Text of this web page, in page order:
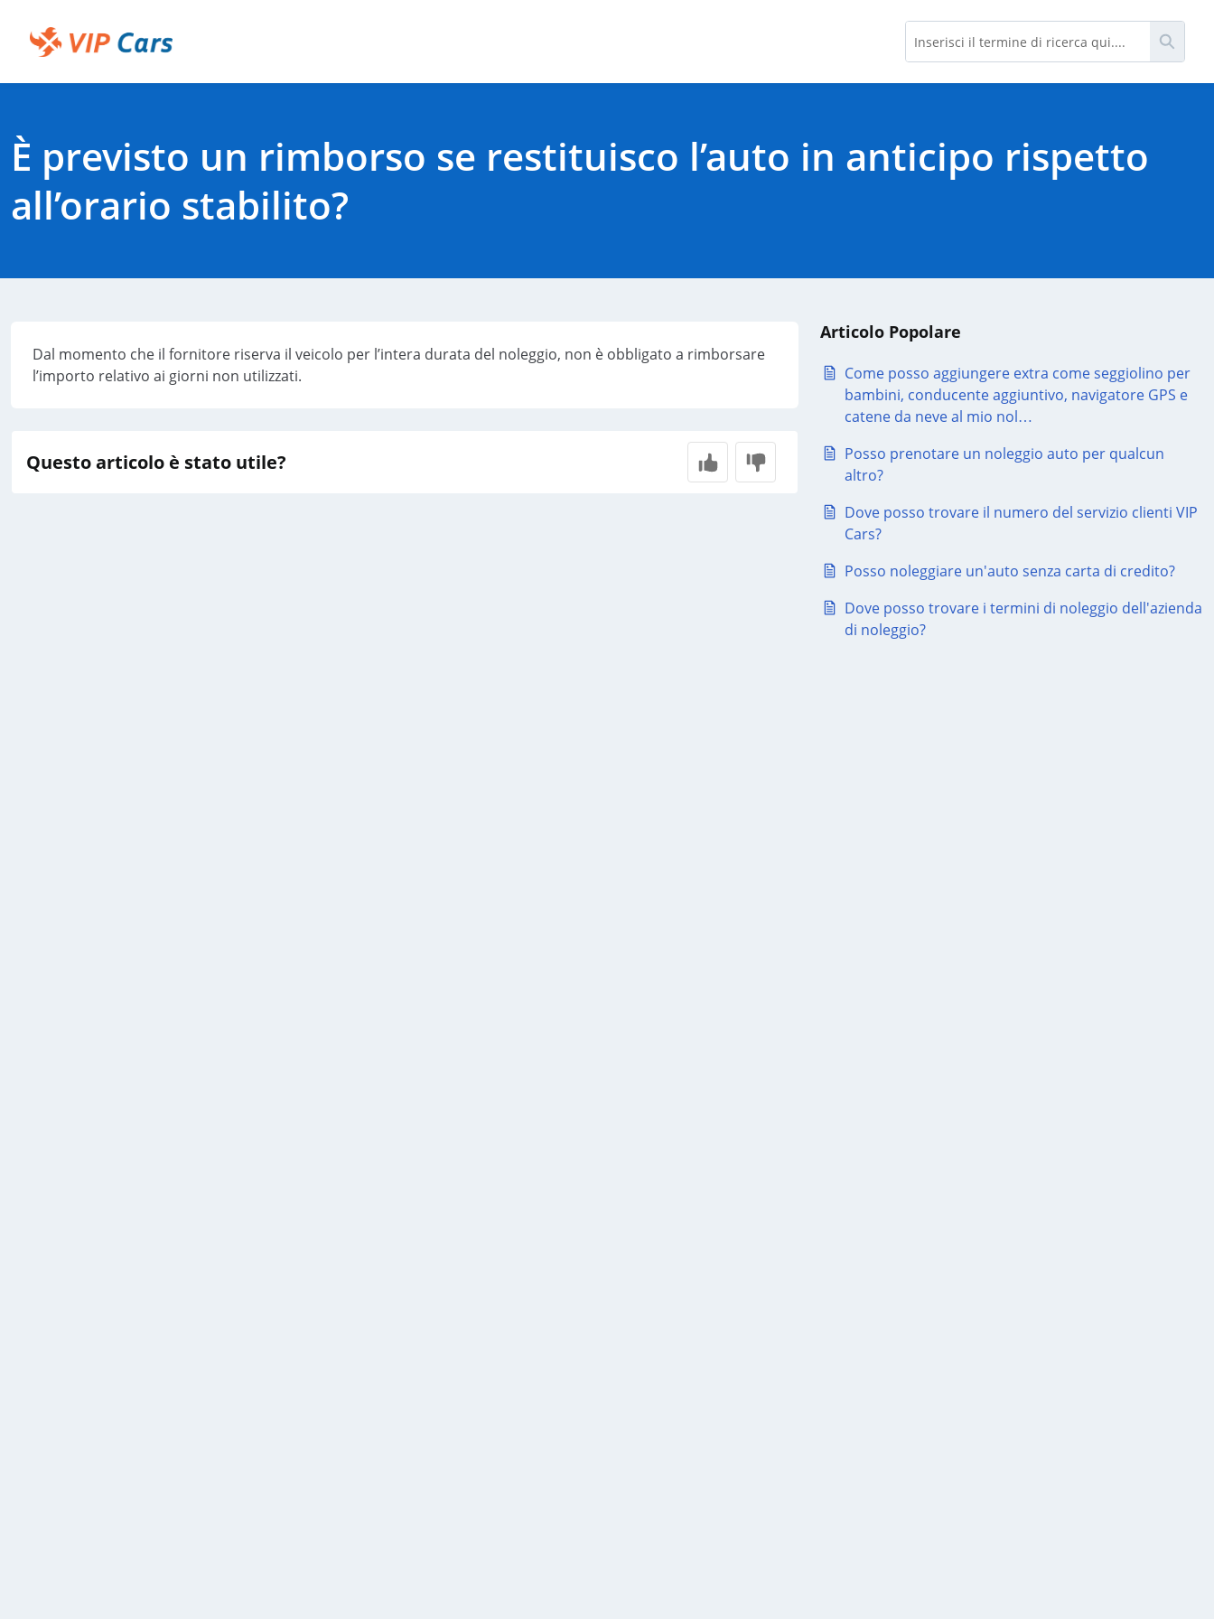
contenuto
È previsto un rimborso se restituisco l’auto in anticipo rispetto
all’orario stabilito?
Dal momento che il fornitore riserva il veicolo per l’intera durata del noleggio, non è obbligato a rimborsare
l’importo relativo ai giorni non utilizzati.
Questo articolo è stato utile?
Articolo Popolare
Come posso aggiungere extra come seggiolino per
bambini, conducente aggiuntivo, navigatore GPS e
catene da neve al mio nol…
Posso prenotare un noleggio auto per qualcun
altro?
Dove posso trovare il numero del servizio clienti VIP
Cars?
Posso noleggiare un'auto senza carta di credito?
Dove posso trovare i termini di noleggio dell'azienda
di noleggio?